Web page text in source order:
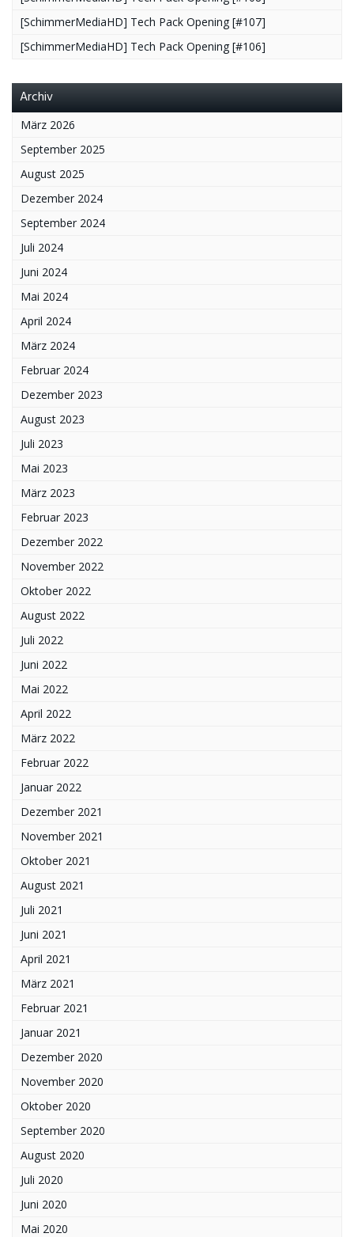
[SchimmerMediaHD] Tech Pack Opening [#107]
[SchimmerMediaHD] Tech Pack Opening [#106]
Archiv
März 2026
September 2025
August 2025
Dezember 2024
September 2024
Juli 2024
Juni 2024
Mai 2024
April 2024
März 2024
Februar 2024
Dezember 2023
August 2023
Juli 2023
Mai 2023
März 2023
Februar 2023
Dezember 2022
November 2022
Oktober 2022
August 2022
Juli 2022
Juni 2022
Mai 2022
April 2022
März 2022
Februar 2022
Januar 2022
Dezember 2021
November 2021
Oktober 2021
August 2021
Juli 2021
Juni 2021
April 2021
März 2021
Februar 2021
Januar 2021
Dezember 2020
November 2020
Oktober 2020
September 2020
August 2020
Juli 2020
Juni 2020
Mai 2020